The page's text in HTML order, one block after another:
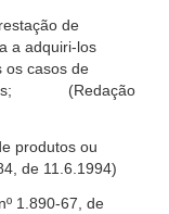
de
a adquiri-los
os casos de
(Redação
produtos ou
de 11.6.1994)
1.890-67, de